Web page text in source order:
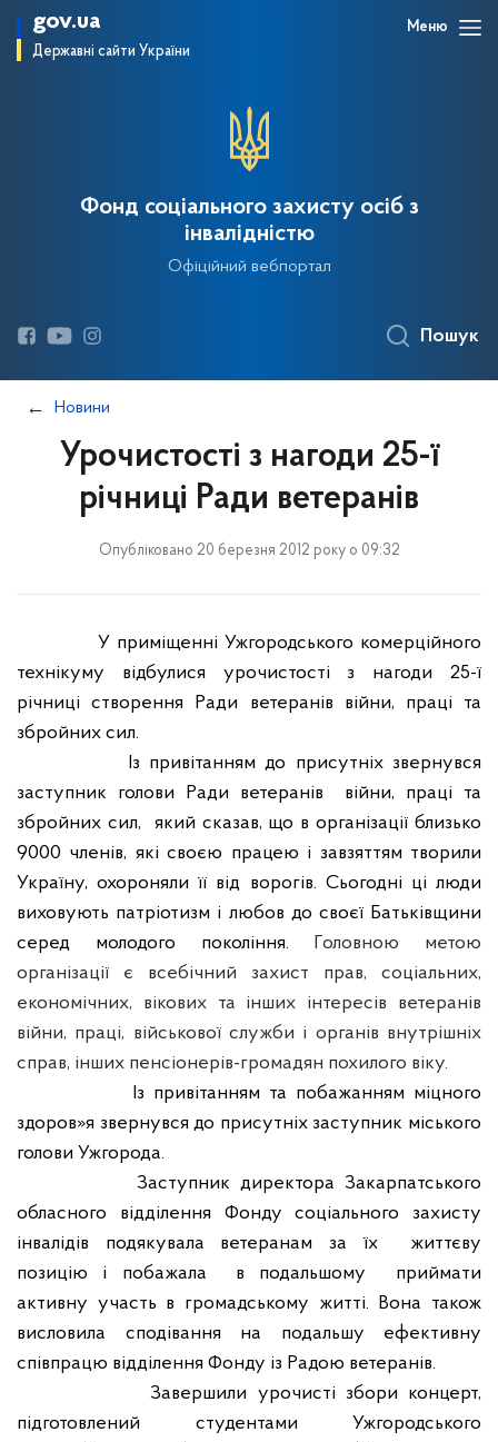
gov.ua
Державні сайти України
Меню
Фонд соціального захисту осіб з
інвалідністю
Офіційний вебпортал
Пошук
Новини
Урочистості з нагоди 25-ї
річниці Ради ветеранів
Опубліковано 20 березня 2012 року о 09:32
У приміщенні Ужгородського комерційного
технікуму відбулися урочистості з нагоди 25-ї
річниціcтворення Ради ветеранів війни, праці та
збройних сил.
Із привітанням до присутніх звернувся
заступник голови Ради ветеранів
війни, праці та
збройних сил,
який сказав, що в організації близько
9000 членів, які своєю працею і завзяттям творили
Україну, охороняли її від ворогів. Сьогодні ці люди
виховують патріотизм і любов до своєї Батьківщини
серед молодого покоління. Головною метою
організації є всебічний захист прав, соціальних,
економічних, вікових та інших інтересів ветеранів
війни, праці, військової служби і органів внутрішніх
справ, інших пенсіонерів-громадян похилого віку.
Із привітанням та побажанням міцного
здоров»я звернувся до присутніх заступник міського
голови Ужгорода.
Заступник директора Закарпатського
обласного відділення Фонду соціального захисту
інвалідів подякувала ветеранам за їх
життєву
позицію і побажала
в подальшому
приймати
активну участь в громадському житті. Вона також
висловила сподівання на подальшу ефективну
співпрацю відділення Фонду із Радою ветеранів.
Завершили урочисті збори концерт,
підготовлений студентами Ужгородського